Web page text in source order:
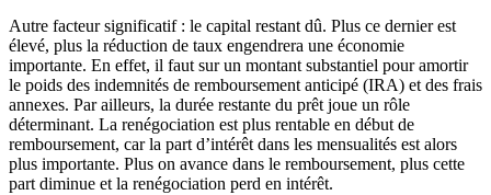
Autre facteur significatif : le capital restant dû. Plus ce dernier est
élevé, plus la réduction de taux engendrera une économie
importante. En effet, il faut sur un montant substantiel pour amortir
le poids des indemnités de remboursement anticipé (IRA) et des frais
annexes. Par ailleurs, la durée restante du prêt joue un rôle
déterminant. La renégociation est plus rentable en début de
remboursement, car la part d’intérêt dans les mensualités est alors
plus importante. Plus on avance dans le remboursement, plus cette
part diminue et la renégociation perd en intérêt.